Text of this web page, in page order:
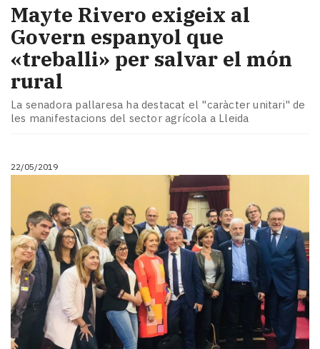
​Mayte Rivero exigeix al
Govern espanyol que
«treballi» per salvar el món
rural
La senadora pallaresa ha destacat el "caràcter unitari" de
les manifestacions del sector agrícola a Lleida
22/05/2019